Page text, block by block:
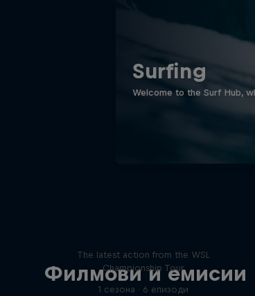
Surfing
Welcome to the Surf Hub,
Филмови и емисии
The latest action from the WSL
Championship Tour
1 сезона · 6 епизоди